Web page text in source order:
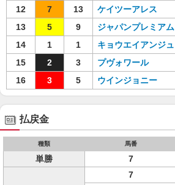
12
7 13 ケイツーアレス
13
5 9 ジャパンプレミアム
14
1 1 キョウエイアンジュ
15
2 3 プヴォワール
16
3 5 ウインジョニー
払戻金
種類 馬番
単勝 7
7